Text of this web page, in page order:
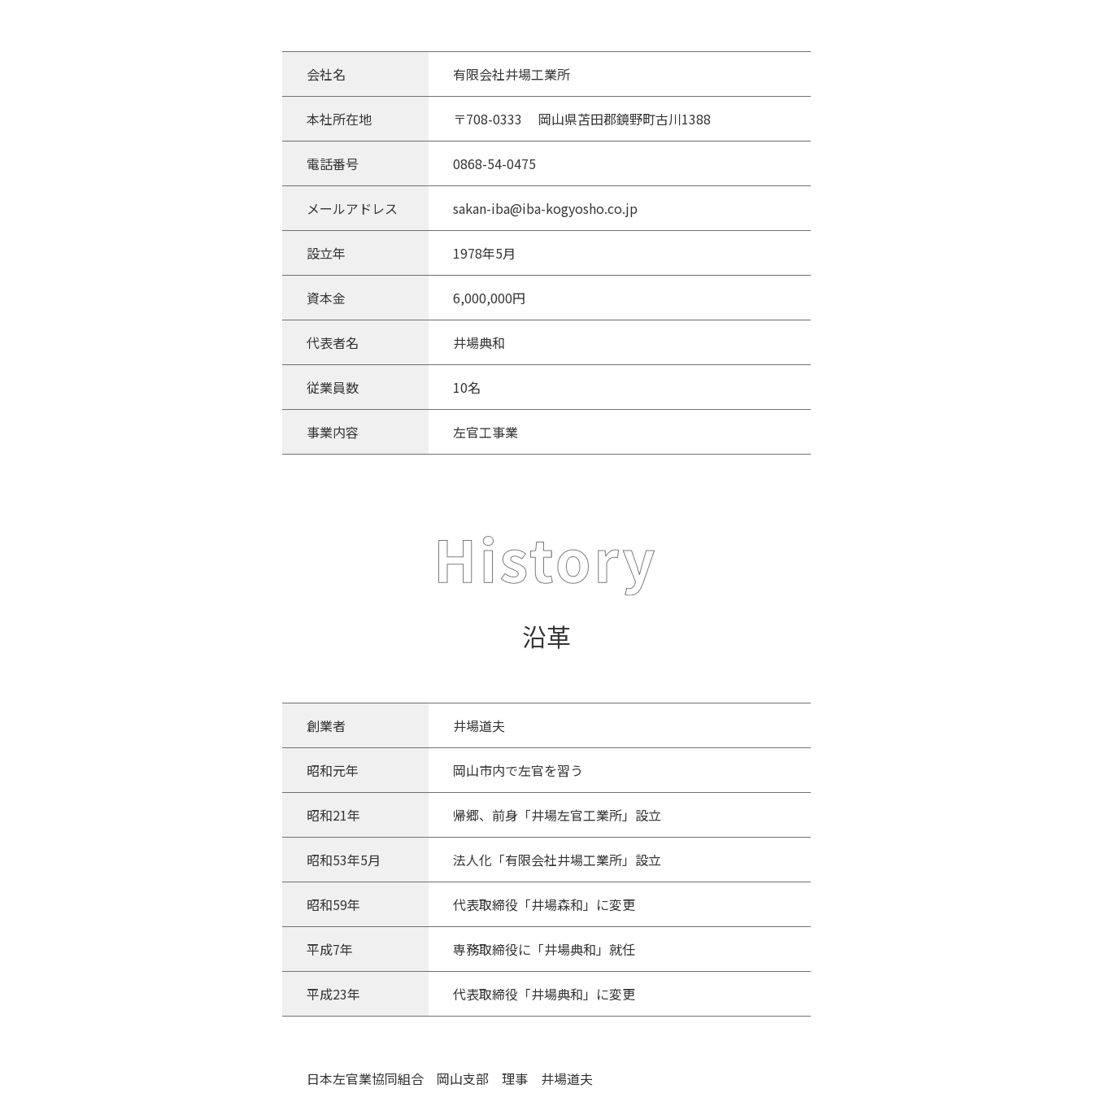
会社名 有限会社井場工業所
本社所在地 〒708-0333 岡山県苫田郡鏡野町古川1388
電話番号 0868-54-0475
メールアドレス sakan-iba@iba-kogyosho.co.jp
設立年 1978年5月
資本金 6,000,000円
代表者名 井場典和
従業員数 10名
事業内容 左官工事業
沿革
創業者 井場道夫
昭和元年 岡山市内で左官を習う
昭和21年 帰郷、前身「井場左官工業所」設立
昭和53年5月 法人化「有限会社井場工業所」設立
昭和59年 代表取締役「井場森和」に変更
平成7年 専務取締役に「井場典和」就任
平成23年 代表取締役「井場典和」に変更
日本左官業協同組合 岡山支部 理事 井場道夫